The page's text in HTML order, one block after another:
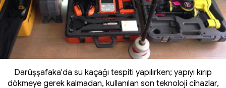
Darüşşafaka'da su kaçağı tespiti yapılırken; yapıyı kırıp
dökmeye gerek kalmadan, kullanılan son teknoloji cihazlar,